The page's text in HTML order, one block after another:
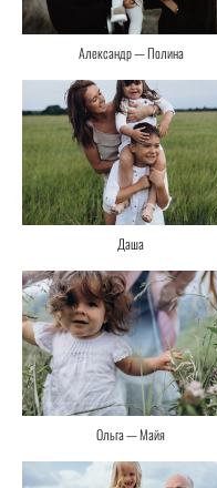
Александр — Полина
Даша
Ольга — Майя